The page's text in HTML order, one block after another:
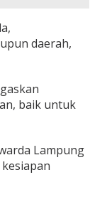
daerah,
baik untuk
Lampung